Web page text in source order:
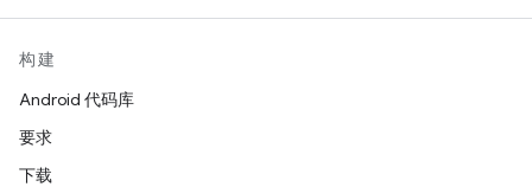
构建
Android 代码库
要求
下载